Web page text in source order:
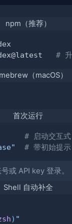
npm（推荐）
#
（macOS）
首次运行
# 启动交互
# 带初始提示
或 API key 登录。
Shell 自动补全
) "